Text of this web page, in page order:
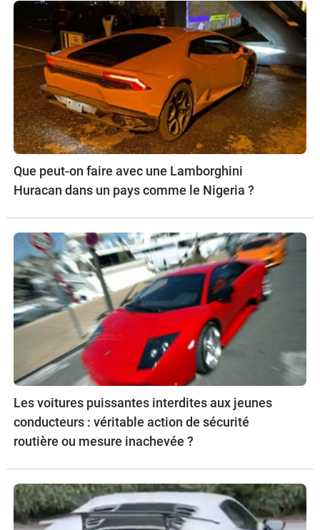
Que peut-on faire avec une Lamborghini
Huracan dans un pays comme le Nigeria ?
Les voitures puissantes interdites aux jeunes
conducteurs : véritable action de sécurité
routière ou mesure inachevée ?